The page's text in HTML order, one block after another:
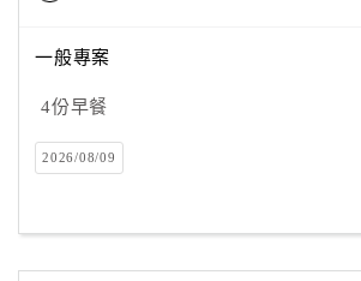
一般專案
4份早餐
2026/08/09